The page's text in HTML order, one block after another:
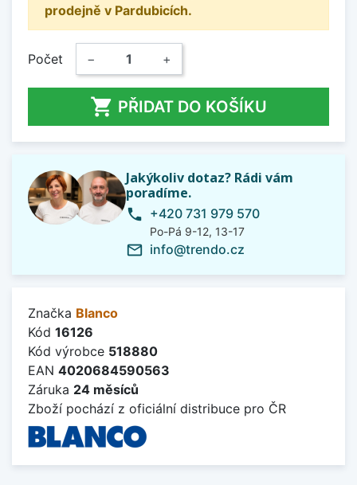
prodejně v Pardubicích.
Počet − +
 PŘIDAT DO KOŠÍKU
Jakýkoliv dotaz? Rádi vám
poradíme.
phone +420 731 979 570
Po-Pá 9-12, 13-17
mail_outline info@trendo.cz
Značka Blanco
Kód 16126
Kód výrobce 518880
EAN 4020684590563
Záruka 24 měsíců
Zboží pochází z oficiální distribuce pro ČR